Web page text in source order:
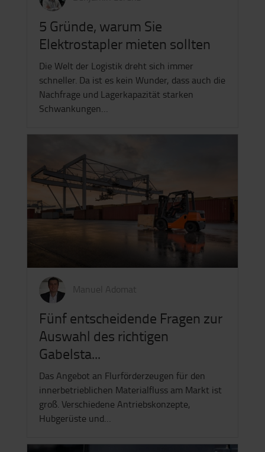
Benjamin Lorenz
5 Gründe, warum Sie
Elektrostapler mieten sollten
Die Welt der Logistik dreht sich immer
Manuel Adomat
Fünf entscheidende Fragen zur
Auswahl des richtigen
Gabelsta...
Das Angebot an Flurförderzeugen für den